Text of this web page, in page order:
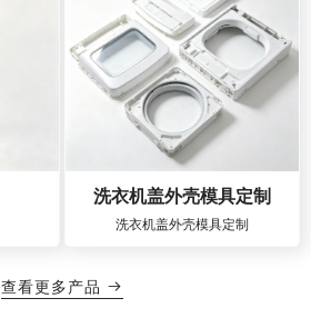
洗衣机盖外壳模具定制
洗衣机盖外壳模具定制
查看更多产品 